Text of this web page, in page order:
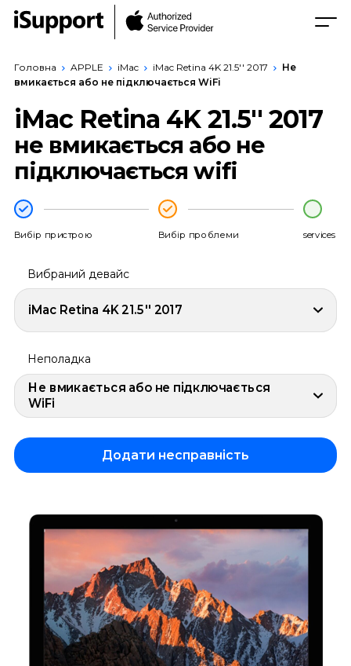
Головна APPLE iMac iMac Retina 4K 21.5'' 2017
Не
вмикається або не підключається WiFi
iMac Retina 4K 21.5'' 2017
не вмикається або не
підключається wifi
Вибір пристрою Вибір проблеми services
Вибраний девайс
iMac Retina 4K 21.5'' 2017
Неполадка
Не вмикається або не підключається
WiFi
Додати несправність